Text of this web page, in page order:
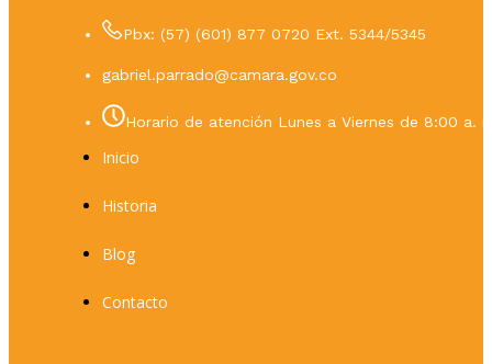
Pbx: (57) (601) 877 0720 Ext. 5344/5345
gabriel.parrado@camara.gov.co
Horario de atención Lunes a Viernes de 8:00 a.
Inicio
Historia
Blog
Contacto